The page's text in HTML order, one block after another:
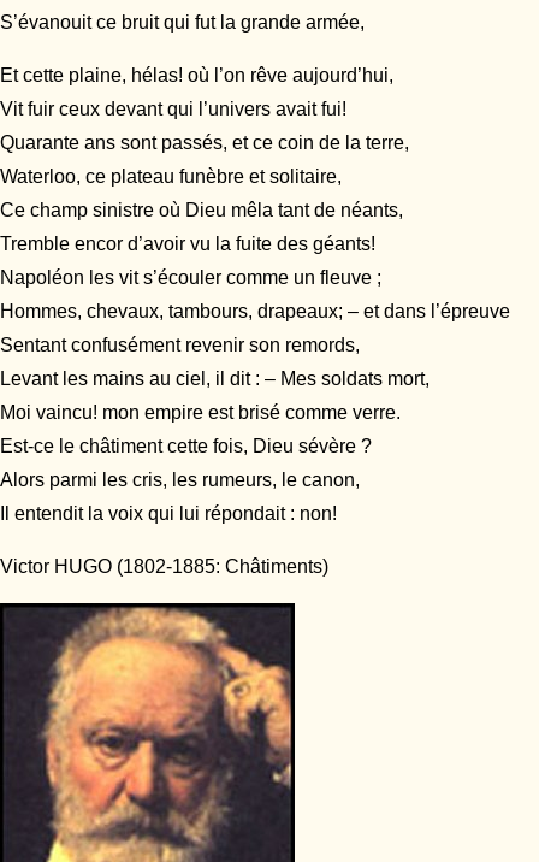
S’évanouit ce bruit qui fut la grande armée,
Et cette plaine, hélas! où l’on rêve aujourd’hui,
Vit fuir ceux devant qui l’univers avait fui!
Quarante ans sont passés, et ce coin de la terre,
Waterloo, ce plateau funèbre et solitaire,
Ce champ sinistre où Dieu mêla tant de néants,
Tremble encor d’avoir vu la fuite des géants!
Napoléon les vit s’écouler comme un fleuve ;
Hommes, chevaux, tambours, drapeaux; – et dans l’épreuve
Sentant confusément revenir son remords,
Levant les mains au ciel, il dit : – Mes soldats mort,
Moi vaincu! mon empire est brisé comme verre.
Est-ce le châtiment cette fois, Dieu sévère ?
Alors parmi les cris, les rumeurs, le canon,
Il entendit la voix qui lui répondait : non!
Victor HUGO (1802-1885: Châtiments)